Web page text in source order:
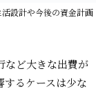
設計や今後の資金計画
など大きな出費が
するケースは少な